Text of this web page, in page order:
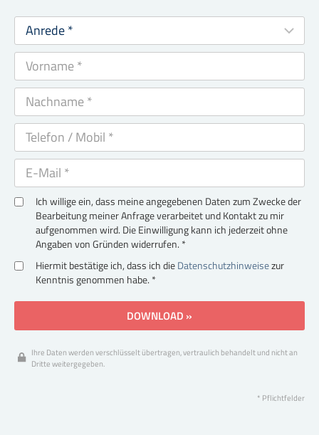
Ich willige ein, dass meine angegebenen Daten zum Zwecke der
Bearbeitung meiner Anfrage verarbeitet und Kontakt zu mir
aufgenommen wird. Die Einwilligung kann ich jederzeit ohne
Angaben von Gründen widerrufen. *
Hiermit bestätige ich, dass ich die Datenschutzhinweisezur
Kenntnis genommen habe. *
DOWNLOAD »
Ihre Daten werden verschlüsselt übertragen, vertraulich behandelt und nicht an
Dritte weitergegeben.
* Pflichtfelder